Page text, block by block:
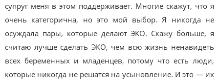
супруг меня в этом поддерживает. Многие скажут, что я
очень категорична, но это мой выбор. Я никогда не
осуждала пары, которые делают ЭКО. Скажу больше, я
считаю лучше сделать ЭКО, чем всю жизнь ненавидеть
всех беременных и младенцев, потому что есть люди,
которые никогда не решатся на усыновление. И это — их